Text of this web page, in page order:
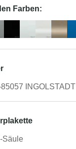
Farben:
INGOLSTADT
Säule